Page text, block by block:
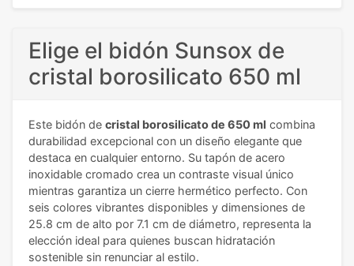
Elige el bidón Sunsox de
cristal borosilicato 650 ml
Este bidón de cristal borosilicato de 650 ml combina
durabilidad excepcional con un diseño elegante que
destaca en cualquier entorno. Su tapón de acero
inoxidable cromado crea un contraste visual único
mientras garantiza un cierre hermético perfecto. Con
seis colores vibrantes disponibles y dimensiones de
25.8 cm de alto por 7.1 cm de diámetro, representa la
elección ideal para quienes buscan hidratación
sostenible sin renunciar al estilo.